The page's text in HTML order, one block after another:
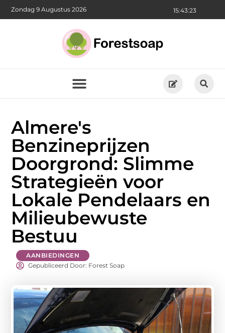
15:43:25
Zondag 9 Augustus 2026
Almere's
Benzineprijzen
Doorgrond: Slimme
Strategieën voor
Lokale Pendelaars en
Milieubewuste
Bestuu
AANBIEDINGEN
Gepubliceerd Door: Forest Soap